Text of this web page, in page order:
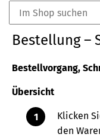
Bestellung –
Bestellvorgang,
Übersicht
Klicken
den